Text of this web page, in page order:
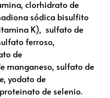
clorhidrato de
sódica bisulfito
K), sulfato de
ferroso,
de
manganeso, sulfato de
yodato de
de selenio.